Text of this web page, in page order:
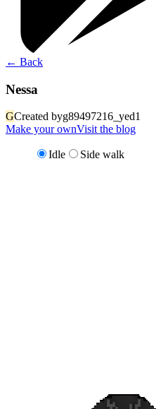
← Back
Nessa
GCreated byg89497216_yed1
Make your ownVisit the blog
Idle Side walk